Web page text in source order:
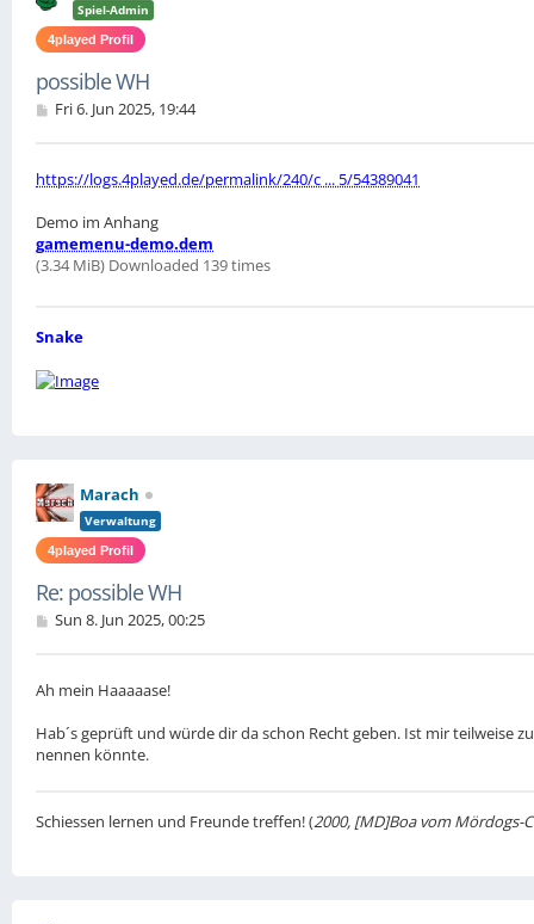
Spiel-Admin
4played Profil
possible WH
PFri 6. Jun 2025, 19:44
https://logs.4played.de/permalink/240/c ... 5/54389041
Demo im Anhang
gamemenu-demo.dem
(3.34 MiB) Downloaded 139 times
Snake
Marach
Verwaltung
4played Profil
Re: possible WH
PSun 8. Jun 2025, 00:25
Ah mein Haaaaase!
Hab´s geprüft und würde dir da schon Recht geben. Ist mir teilweise
nennen könnte.
Schiessen lernen und Freunde treffen! (2000, [MD]Boa vom Mördogs-